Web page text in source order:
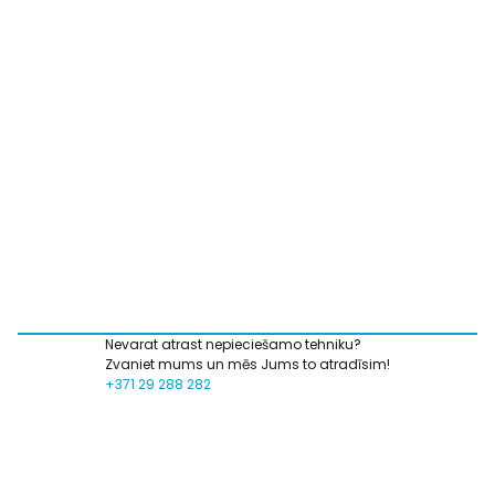
Nevarat atrast nepieciešamo tehniku?
Zvaniet mums un mēs Jums to atradīsim!
+371 29 288 282